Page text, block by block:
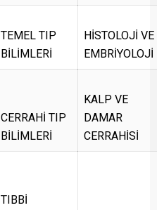
TEMEL TIP
BİLİMLERİ
HİSTOLOJİ VE
EMBRİYOLOJİ
CERRAHİ TIP
BİLİMLERİ
KALP VE
DAMAR
CERRAHİSİ
TIBBİ